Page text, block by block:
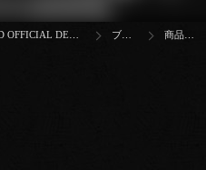
D.A.Dのアクセサリー･パーツはD.A.D OFFICIAL DEALER IKUMA ブログ 商品紹介